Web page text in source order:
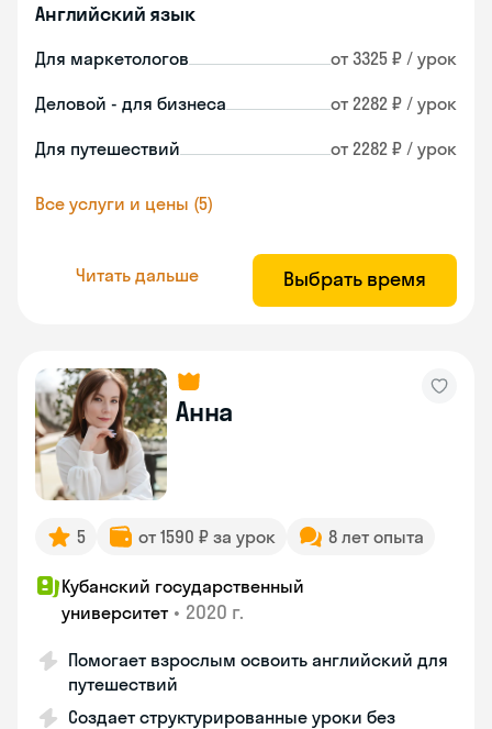
Английский язык
Для маркетологов от 3325 ₽ / урок
Деловой - для бизнеса от 2282 ₽ / урок
Для путешествий от 2282 ₽ / урок
Все услуги и цены (5)
Читать дальше Выбрать время
Анна
5 от 1590 ₽ за урок 8 лет опыта
Кубанский государственный
университет • 2020 г.
Помогает взрослым освоить английский для
путешествий
Создает структурированные уроки без